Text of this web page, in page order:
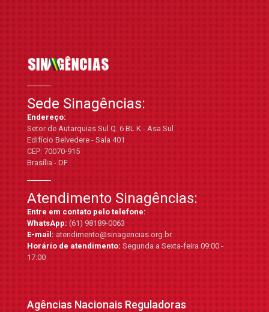
Sede Sinagências:
Endereço:
Setor de Autarquias Sul Q. 6 BL K - Asa Sul
Edifício Belvedere - Sala 401
CEP: 70070-915
Brasília - DF
Atendimento Sinagências:
Entre em contato pelo telefone:
WhatsApp:(61) 98189-0063
E-mail:atendimento@sinagencias.org.br
Horário de atendimento:Segunda a Sexta-feira 09:00 -
17:00
Agências Nacionais Reguladoras